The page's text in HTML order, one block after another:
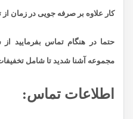
کار علاوه بر صرفه جویی در زمان از
حتما در هنگام تماس بفرمایید
مجموعه آشنا شدید تا شامل
اطلاعات تماس: